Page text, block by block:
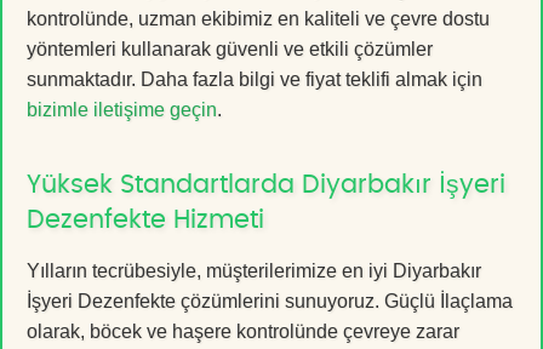
kontrolünde, uzman ekibimiz en kaliteli ve çevre dostu
yöntemleri kullanarak güvenli ve etkili çözümler
sunmaktadır. Daha fazla bilgi ve fiyat teklifi almak için
bizimle iletişime geçin.
Yüksek Standartlarda Diyarbakır İşyeri
Dezenfekte Hizmeti
Yılların tecrübesiyle, müşterilerimize en iyi Diyarbakır
İşyeri Dezenfekte çözümlerini sunuyoruz. Güçlü İlaçlama
olarak, böcek ve haşere kontrolünde çevreye zarar